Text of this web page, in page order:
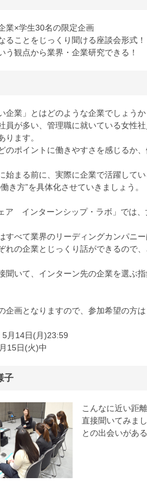
業×学生30名の限定企画
ことをじっくり聞ける座談会形式！
観点から業界・企業研究できる！
企業」とはどのような企業でしょうか
員が多い、管理職に就いている女性
ります。
のポイントに働きやすさを感じるか
始まる前に、実際に企業で活躍して
き方”を具体化させていきましょう。
ア インターンシップ・ラボ」では
すべて業界のリーディングカンパニー
れの企業とじっくり話ができるので
聞いて、インターン先の企業を選ぶ
企画となりますので、参加希望の方
月14日(月)23:59
15日(火)中
子
こんなに近い距
直接聞いてみま
との出会いがあ